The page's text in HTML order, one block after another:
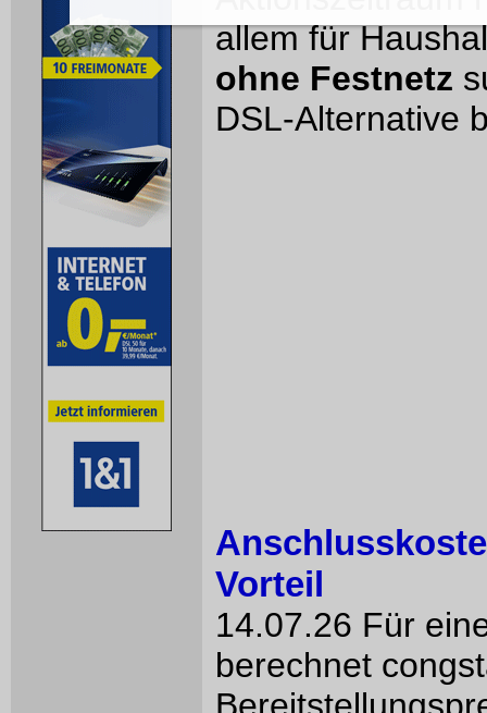
allem für
ohne Festnetz
DSL-Alternative
Vorteil
14.07.26 Für
berechnet